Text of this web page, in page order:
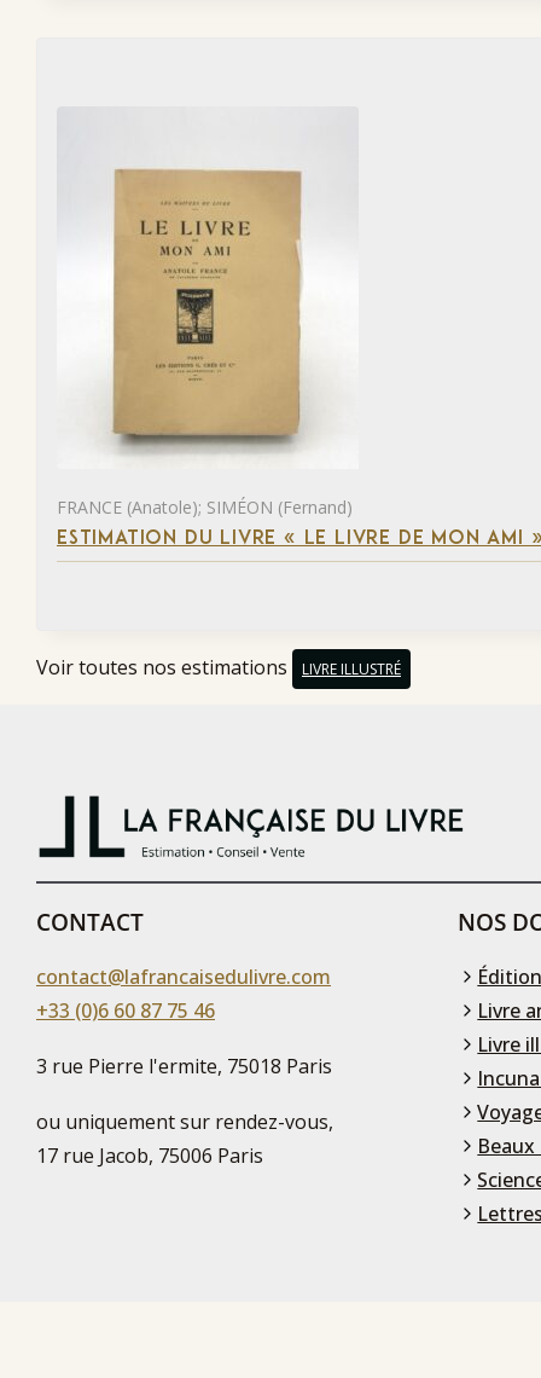
FRANCE (Anatole); SIMÉON (Fernand)
ESTIMATION DU LIVRE « LE LIVRE DE MON AMI
Voir toutes nos estimations LIVRE ILLUSTRÉ
CONTACT
contact@lafrancaisedulivre.com
+33 (0)6 60 87 75 46
3 rue Pierre l'ermite, 75018 Paris
ou uniquement sur rendez-vous,
17 rue Jacob, 75006 Paris
NOS
Livre
Livre